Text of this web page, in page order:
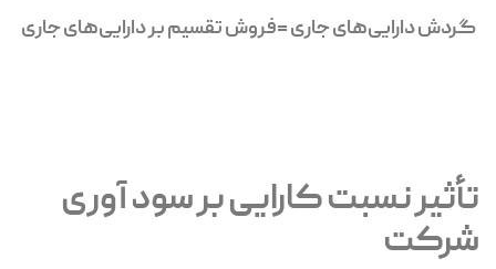
گردش دارایی‌های جاری =فروش تقسیم بر دارایی‌های جاری
تأثیر نسبت کارایی بر سود آوری
شرکت